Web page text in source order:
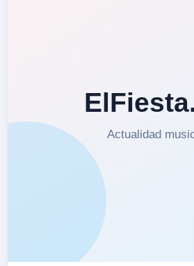
verdad con lo que ella
hacerlo. Carmen Molina
que tras lanzar su
llamado Deshielo en
diversos premios
cantautora,&nbsp;
premio en el Certamen
Cantautores…